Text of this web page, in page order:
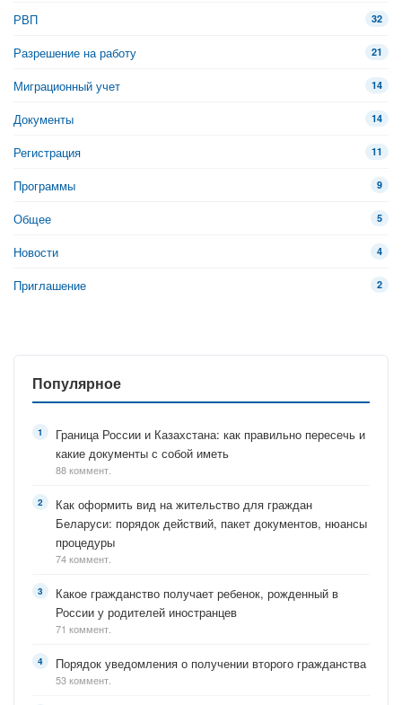
РВП 32
Разрешение на работу 21
Миграционный учет 14
Документы 14
Регистрация 11
Программы 9
Общее 5
Новости 4
Приглашение 2
Популярное
Граница России и Казахстана: как правильно пересечь и
какие документы с собой иметь
88 коммент.
Как оформить вид на жительство для граждан
Беларуси: порядок действий, пакет документов, нюансы
процедуры
74 коммент.
Какое гражданство получает ребенок, рожденный в
России у родителей иностранцев
71 коммент.
Порядок уведомления о получении второго гражданства
53 коммент.